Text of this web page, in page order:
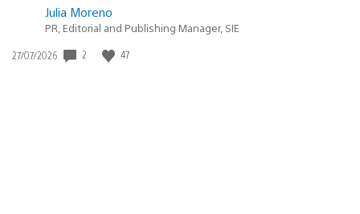
Julia Moreno
PR, Editorial and Publishing Manager, SIE
Data
27/07/2026 2 47